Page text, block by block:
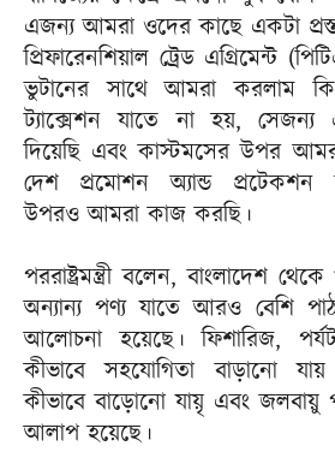
এজন্য আমরা ওদের কাছে একটা
প্রিফারেনশিয়াল ট্রেড এগ্রিমেন্ট
ভুটানের সাথে আমরা করলাম
ট্যাক্সেশন যাতে না হয়, সেজন্য
দিয়েছি এবং কাস্টমসের উপর
দেশ প্রমোশন অ্যান্ড প্রটেকশন
উপরও আমরা কাজ করছি।
পররাষ্ট্রমন্ত্রী বলেন, বাংলাদেশ
অন্যান্য পণ্য যাতে আরও বেশি
আলোচনা হয়েছে। ফিশারিজ,
কীভাবে সহযোগিতা বাড়ানো
কীভাবে বাড়োনো যায়ৃ এবং জলবায়ু
আলাপ হয়েছে।